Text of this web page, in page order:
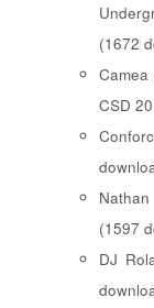
(1672
CSD
(1597
DJ